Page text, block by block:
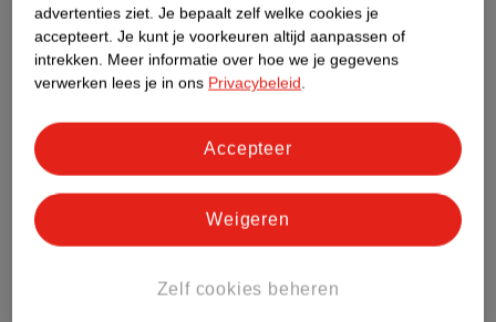
Nature Impact Score
Dit product heeft (nog) geen Nature
Bestel & Bezorginformatie
advertenties ziet. Je bepaalt zelf welke cookies je
accepteert. Je kunt je voorkeuren altijd aanpassen of
intrekken. Meer informatie over hoe we je gegevens
verwerken lees je in ons Privacybeleid.
Zelf cookies beheren
Weigeren
Accepteer